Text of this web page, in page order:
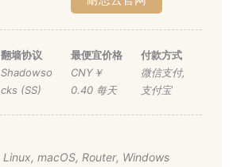
翻墙协议
Shadowso
cks (SS)
最便宜价格
CNY￥
0.40 每天
付款方式
微信支付,
支付宝
Linux, macOS, Router, Windows